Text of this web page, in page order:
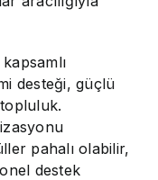
desteği, güçlü
pahalı olabilir,
destek